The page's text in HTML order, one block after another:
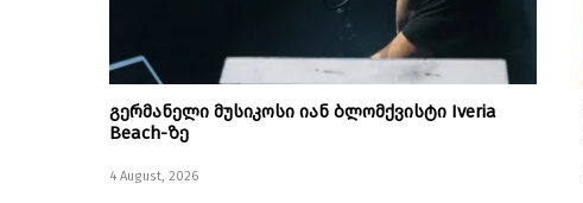
გერმანელი მუსიკოსი იან ბლომქვისტი Iveria
Beach-ზე
4 August, 2026